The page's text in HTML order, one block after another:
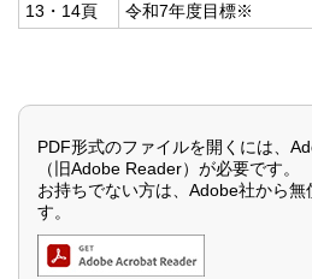
13・14頁
令和7年度目標※
PDF形式のファイルを開くには、
（旧Adobe Reader）が必要です。
お持ちでない方は、Adobe社から無
す。